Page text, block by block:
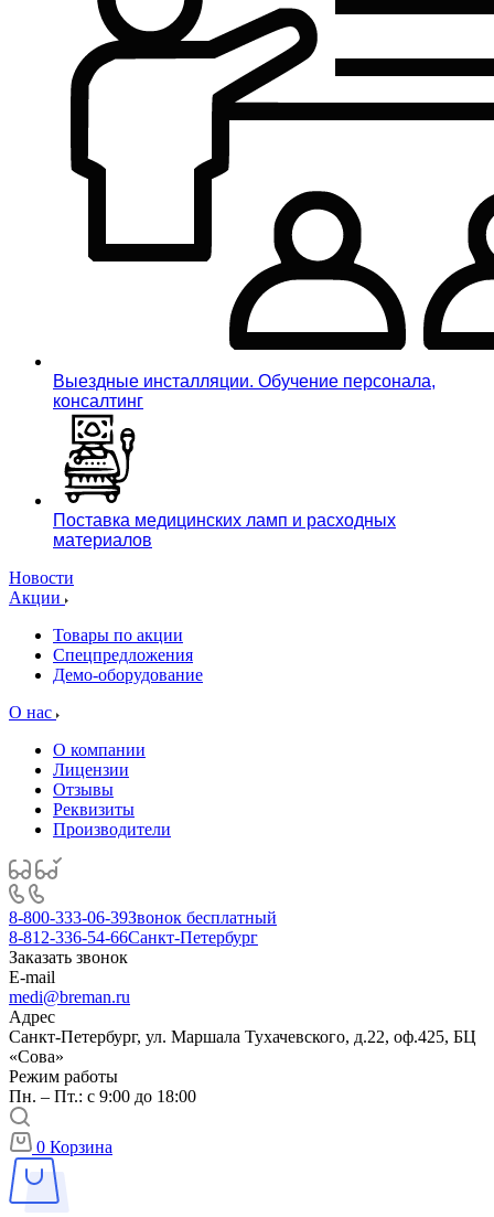
Выездные инсталляции. Обучение персонала,
консалтинг
Поставка медицинских ламп и расходных
материалов
Новости
Акции
Товары по акции
Спецпредложения
Демо-оборудование
О нас
О компании
Лицензии
Отзывы
Реквизиты
Производители
8-800-333-06-39Звонок бесплатный
8-812-336-54-66Санкт-Петербург
Заказать звонок
E-mail
medi@breman.ru
Адрес
Санкт-Петербург, ул. Маршала Тухачевского, д.22, оф.425, БЦ
«Сова»
Режим работы
Пн. – Пт.: с 9:00 до 18:00
0 Корзина